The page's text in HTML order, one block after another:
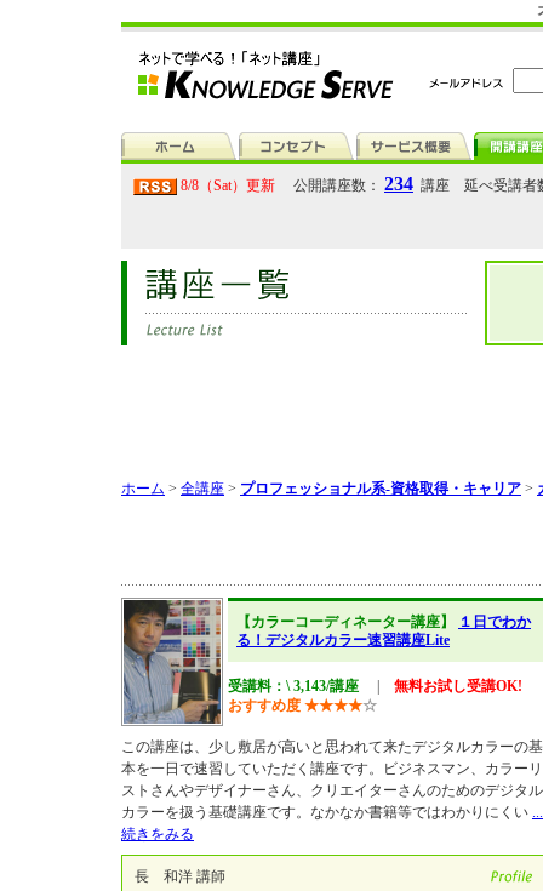
8/8（Sat）更新 公開講座数： 234 講座 延べ受講者
ホーム > 全講座 > プロフェッショナル系-資格取得・キャリア >
【カラーコーディネーター講座】
１日でわか
る！デジタルカラー速習講座Lite
受講料：\ 3,143/講座
無料お試し受講OK!
おすすめ度 ★★★★☆
この講座は、少し敷居が高いと思われて来たデジタルカラーの基
本を一日で速習していただく講座です。ビジネスマン、カラーリ
ストさんやデザイナーさん、クリエイターさんのためのデジタル
カラーを扱う基礎講座です。なかなか書籍等ではわかりにくい ...
続きをみる
長 和洋 講師